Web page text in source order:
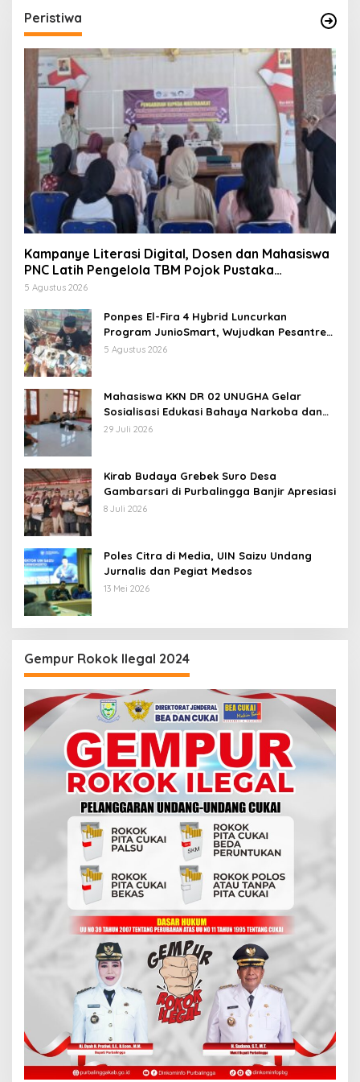
Peristiwa
Kampanye Literasi Digital, Dosen dan Mahasiswa
PNC Latih Pengelola TBM Pojok Pustaka
Majenang Produksi Konten Medsos
5 Agustus 2026
Ponpes El-Fira 4 Hybrid Luncurkan
Program JunioSmart, Wujudkan Pesantren
Digital
5 Agustus 2026
Mahasiswa KKN DR 02 UNUGHA Gelar
Sosialisasi Edukasi Bahaya Narkoba dan
Tanggap Ular di Masjid Fathurrahman
29 Juli 2026
Kirab Budaya Grebek Suro Desa
Gambarsari di Purbalingga Banjir Apresiasi
8 Juli 2026
Poles Citra di Media, UIN Saizu Undang
Jurnalis dan Pegiat Medsos
13 Mei 2026
Gempur Rokok Ilegal 2024